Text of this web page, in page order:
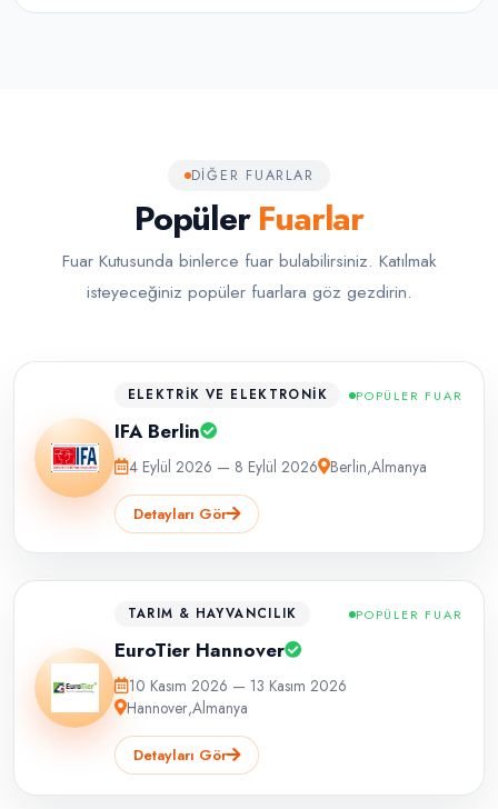
DIĞER FUARLAR
PopülerFuarlar
Fuar Kutusunda binlerce fuar bulabilirsiniz. Katılmak
isteyeceğiniz popüler fuarlara göz gezdirin.
ELEKTRIK VE ELEKTRONIK POPÜLER FUAR
IFA Berlin
4 Eylül 2026 — 8 Eylül 2026 Berlin,Almanya
Detayları Gör
TARIM & HAYVANCILIK POPÜLER FUAR
EuroTier Hannover
10 Kasım 2026 — 13 Kasım 2026
Hannover,Almanya
Detayları Gör